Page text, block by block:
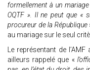
formellement à un
OQTF ». Il ne peut que «
procureur de la République
au mariage sur le seul
Le représentant de
ailleurs rappelé que «